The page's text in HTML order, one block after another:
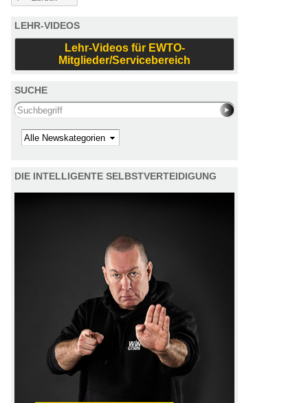
LEHR-VIDEOS
Lehr-Videos für EWTO-
Mitglieder/Servicebereich
SUCHE
Search this site
Kategorie
DIE INTELLIGENTE SELBSTVERTEIDIGUNG